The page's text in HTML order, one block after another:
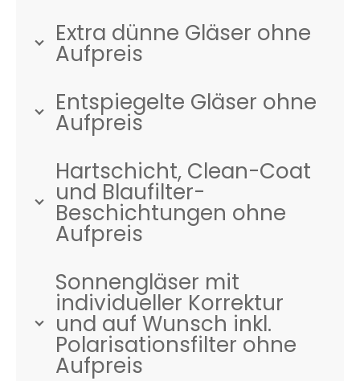
Extra dünne Gläser ohne
Aufpreis
Entspiegelte Gläser ohne
Aufpreis
Hartschicht, Clean-Coat
und Blaufilter-
Beschichtungen ohne
Aufpreis
Sonnengläser mit
individueller Korrektur
und auf Wunsch inkl.
Polarisationsfilter ohne
Aufpreis